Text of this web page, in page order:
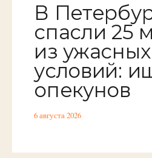
В
спасли 25
из ужасных
условий:
опекунов
6 августа 2026